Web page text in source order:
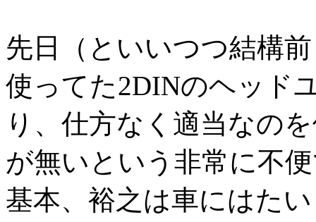
先日（といいつつ結構
使ってた2DINのヘッド
り、仕方なく適当なの
が無いという非常に不
基本、裕之は車にはた